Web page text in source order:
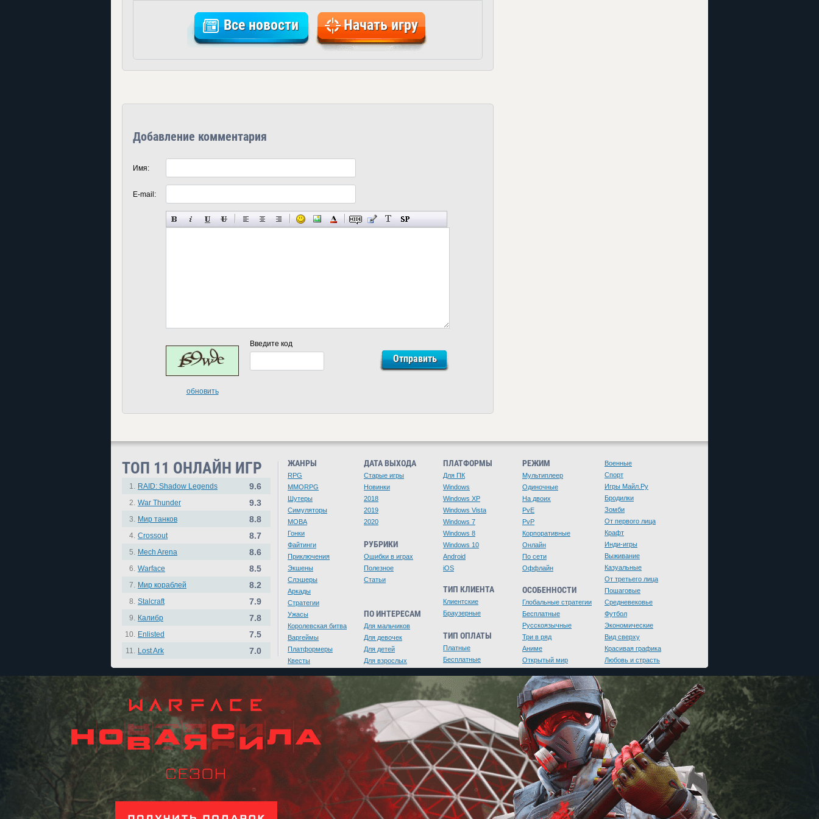
Все новости Начать игру
Добавление комментария
Имя:
E-mail:
обновить
Введите код
ТОП 11 ОНЛАЙН ИГР
1. RAID: Shadow Legends 9.6
2. War Thunder 9.3
3. Мир танков 8.8
4. Crossout 8.7
5. Mech Arena 8.6
6. Warface 8.5
7. Мир кораблей 8.2
8. Stalcraft 7.9
9. Калибр 7.8
10. Enlisted 7.5
11. Lost Ark 7.0
ЖАНРЫ
RPG
MMORPG
Шутеры
Симуляторы
MOBA
Гонки
Файтинги
Приключения
Экшены
Слэшеры
Аркады
Стратегии
Ужасы
Королевская битва
Варгеймы
Платформеры
Квесты
ДАТА ВЫХОДА
Старые игры
Новинки
2018
2019
2020
РУБРИКИ
Ошибки в играх
Полезное
Статьи
ПО ИНТЕРЕСАМ
Для мальчиков
Для девочек
Для детей
Для взрослых
ПЛАТФОРМЫ
Для ПК
Windows
Windows XP
Windows Vista
Windows 7
Windows 8
Windows 10
Android
iOS
ТИП КЛИЕНТА
Клиентские
Браузерные
ТИП ОПЛАТЫ
Платные
Бесплатные
РЕЖИМ
Мультиплеер
Одиночные
На двоих
PvE
PvP
Корпоративные
Онлайн
По сети
Оффлайн
ОСОБЕННОСТИ
Глобальные стратегии
Бесплатные
Русскоязычные
Три в ряд
Аниме
Открытый мир
Военные
Спорт
Игры Майл.Ру
Бродилки
Зомби
От первого лица
Крафт
Инди-игры
Выживание
Казуальные
От третьего лица
Пошаговые
Средневековье
Футбол
Экономические
Вид сверху
Красивая графика
Любовь и страсть